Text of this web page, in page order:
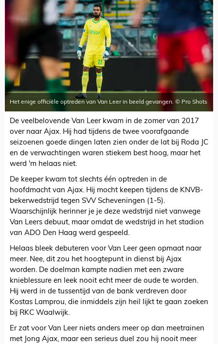
Het enige officiële optreden van Van Leer in beeld gevangen. © Pro Shots
De veelbelovende Van Leer kwam in de zomer van 2017
over naar Ajax. Hij had tijdens de twee voorafgaande
seizoenen goede dingen laten zien onder de lat bij Roda JC
en de verwachtingen waren stiekem best hoog, maar het
werd 'm helaas niet.
De keeper kwam tot slechts één optreden in de
hoofdmacht van Ajax. Hij mocht keepen tijdens de KNVB-
bekerwedstrijd tegen SVV Scheveningen (1-5).
Waarschijnlijk herinner je je deze wedstrijd niet vanwege
Van Leers debuut, maar omdat de wedstrijd in het stadion
van ADO Den Haag werd gespeeld.
Helaas bleek debuteren voor Van Leer geen opmaat naar
meer. Nee, dit zou het hoogtepunt in dienst bij Ajax
worden. De doelman kampte nadien met een zware
knieblessure en leek nooit echt meer de oude te worden.
Hij werd in de tussentijd van de bank verdreven door
Kostas Lamprou, die inmiddels zijn heil lijkt te gaan zoeken
bij RKC Waalwijk.
Er zat voor Van Leer niets anders meer op dan meetrainen
met Jong Ajax, maar een serieus duel zou hij nooit meer